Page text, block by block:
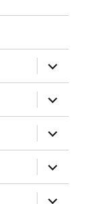
öffnen
öffnen
öffnen
öffnen